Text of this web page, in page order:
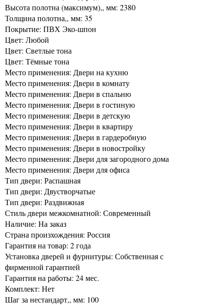
Высота полотна (максимум),, мм: 2380
Толщина полотна,, мм: 35
Покрытие: ПВХ Эко-шпон
Цвет: Любой
Цвет: Светлые тона
Цвет: Тёмные тона
Место применения: Двери на кухню
Место применения: Двери в комнату
Место применения: Двери в спальню
Место применения: Двери в гостиную
Место применения: Двери в детскую
Место применения: Двери в квартиру
Место применения: Двери в гардеробную
Место применения: Двери в новостройку
Место применения: Двери для загородного дома
Место применения: Двери для офиса
Тип двери: Распашная
Тип двери: Двустворчатые
Тип двери: Раздвижная
Стиль двери межкомнатной: Современный
Наличие: На заказ
Страна произхождения: Россия
Гарантия на товар: 2 года
Установка дверей и фурнитуры: Собственная с
фирменной гарантией
Гарантия на работы: 24 мес.
Комплект: Нет
Шаг за нестандарт,, мм: 100